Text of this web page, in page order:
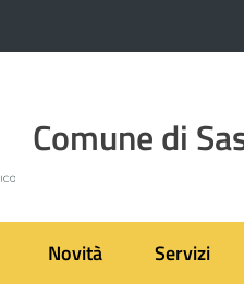
Comune di
Novità
Menu selezionato
Servizi